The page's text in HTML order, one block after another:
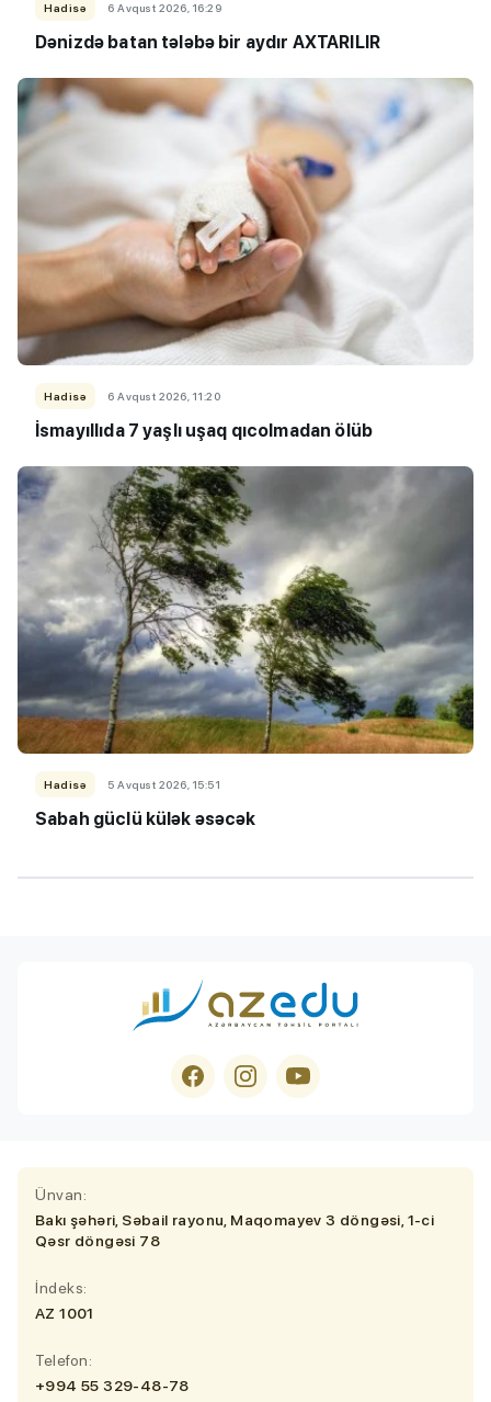
Hadisə 6 Avqust 2026, 16:29
Dənizdə batan tələbə bir aydır AXTARILIR
Hadisə 6 Avqust 2026, 11:20
İsmayıllıda 7 yaşlı uşaq qıcolmadan ölüb
Hadisə 5 Avqust 2026, 15:51
Sabah güclü külək əsəcək
Ünvan:
Bakı şəhəri, Səbail rayonu, Maqomayev 3 döngəsi, 1-ci
Qəsr döngəsi 78
İndeks:
AZ 1001
Telefon:
+994 55 329-48-78